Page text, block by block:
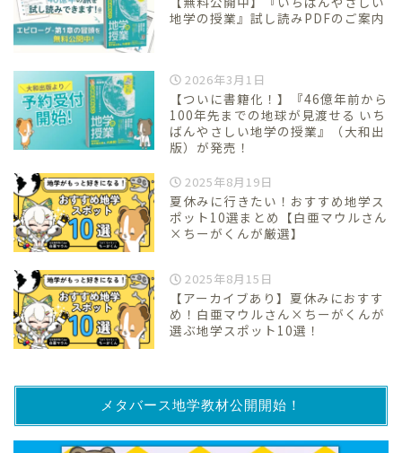
地学の授業』試し読みPDFのご案内
2026年3月1日
【ついに書籍化！】『46億年前から
100年先までの地球が見渡せる いち
ばんやさしい地学の授業』（大和出
版）が発売！
2025年8月19日
夏休みに行きたい！おすすめ地学ス
ポット10選まとめ【白亜マウルさん
×ちーがくんが厳選】
2025年8月15日
【アーカイブあり】夏休みにおすす
め！白亜マウルさん×ちーがくんが
選ぶ地学スポット10選！
メタバース地学教材公開開始！